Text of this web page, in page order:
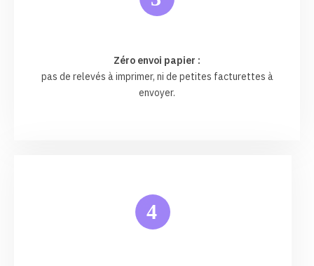
Zéro envoi papier :
pas de relevés à imprimer, ni de petites facturettes à
envoyer.
4